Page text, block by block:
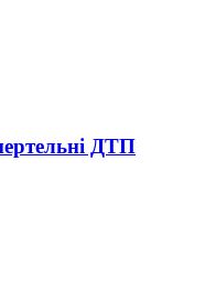
ДТП